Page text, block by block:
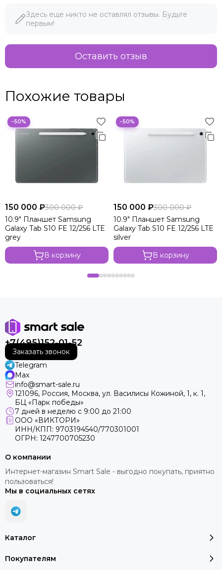
Здесь еще никто не оставлял отзывы. Будьте
первым!
Оставить отзыв
Похожие товары
−50%
150 000 ₽300 000 ₽
10.9" Планшет Samsung
Galaxy Tab S10 FE 12/256 LTE
grey
В корзину
−50%
150 000 ₽300 000 ₽
10.9" Планшет Samsung
Galaxy Tab S10 FE 12/256 LTE
silver
В корзину
+7(495)152-01-52
Заказать звонок
Telegram
Max
info@smart-sale.ru
121096, Россия, Москва, ул. Василисы Кожиной, 1, к. 1,
БЦ «Парк победы»
7 дней в неделю с 9:00 до 21:00
ООО «ВИКТОРИ»
ИНН/КПП: 9703194540/770301001
ОГРН: 1247700705230
Каталог
Покупателям
О компании
Интернет-магазин Smart Sale - выгодно покупать, приятно
пользоваться!
Мы в социальных сетях